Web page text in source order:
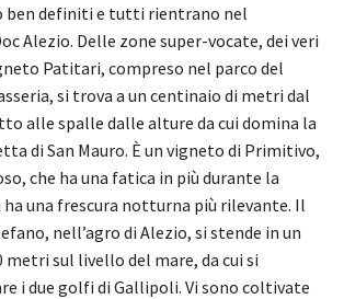
ben definiti e tutti rientrano nel
Alezio. Delle zone super-vocate, dei veri
Patitari, compreso nel parco del
si trova a un centinaio di metri dal
alle spalle dalle alture da cui domina la
di San Mauro. È un vigneto di Primitivo,
che ha una fatica in più durante la
ha una frescura notturna più rilevante. Il
nell’agro di Alezio, si stende in un
metri sul livello del mare, da cui si
i due golfi di Gallipoli. Vi sono coltivate